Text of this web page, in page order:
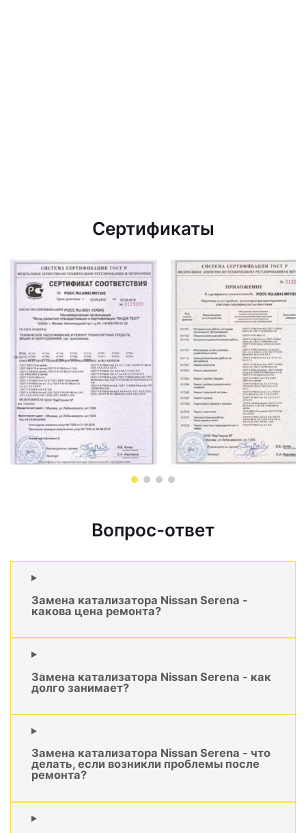
Сертификаты
Вопрос-ответ
Замена катализатора Nissan Serena -
какова цена ремонта?
Замена катализатора Nissan Serena - как
долго занимает?
Замена катализатора Nissan Serena - что
делать, если возникли проблемы после
ремонта?